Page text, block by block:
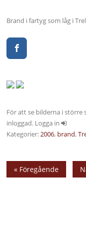
Brand i fartyg som låg i
För att se bilderna i större
inloggad. Logga in
Kategorier:2006, brand,
« Föregående